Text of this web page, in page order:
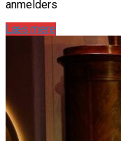
anmelders
Læs mere